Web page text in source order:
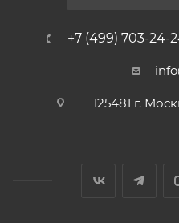
+7 (499) 703-24-
125481 г.